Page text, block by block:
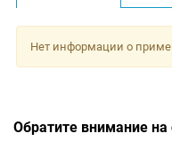
Нет информации о
Обратите внимание